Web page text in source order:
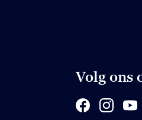
Volg ons